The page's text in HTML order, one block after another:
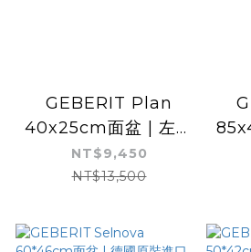
GEBERIT Plan
40x25cm面盆 | 左槽
右孔 | 德國原裝進口 |
釉面耐髒抗刮
NT$9,450
NT$13,500
原